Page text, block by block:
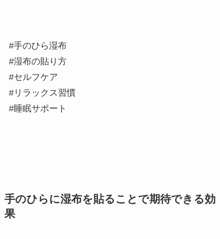
#手のひら湿布
#湿布の貼り方
#セルフケア
#リラックス習慣
#睡眠サポート
手のひらに湿布を貼ることで期待できる効
果